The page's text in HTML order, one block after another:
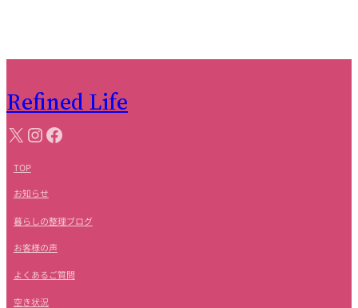
Refined Life
X InstagramFacebook
TOP
お知らせ
暮らしの整理ブログ
お客様の声
よくあるご質問
空き状況